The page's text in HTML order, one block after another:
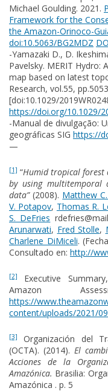
Michael Goulding. 2021.
Framework for the
the Amazon-Orinoco-
doi:10.5063/BG2MDZ
-Yamazaki D., D.
Pavelsky. MERIT Hydro:
map based on latest
Research, vol.55,
[doi:10.1029/
https://doi.org/10.1029/
-Manual de divulgação:
geográficas SIG https://
—
[1] “Humid tropical
by using multitemporal
data”(2008). Matthew
V. Potapov, Thomas R.
S. DeFries
Arunarwati, Fred Stolle,
Charlene DiMiceli.
Consultado en: http://
[2]
Executive
Amazon
https://
content/uploads/2021/
[3]
Organización del
(OCTA). (2014). El
Acciones de la
Amazónica. Brasilia:
Amazónica . p. 5